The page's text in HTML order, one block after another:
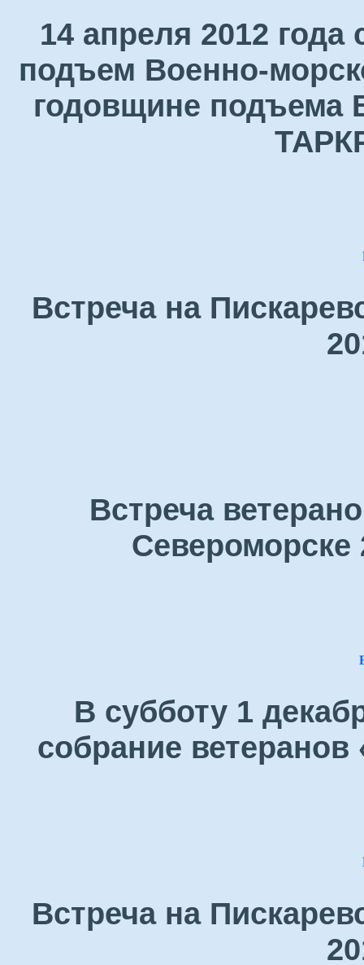
14 апреля 2012
подъем Военно-
годовщине подъема
Встреча на
Встреча
Североморске
В субботу 1
собрание
Встреча на